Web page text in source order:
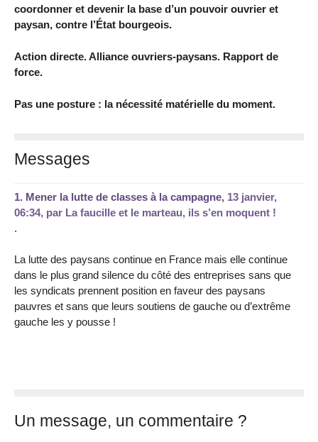
coordonner et devenir la base d’un pouvoir ouvrier et
paysan, contre l’État bourgeois.
Action directe. Alliance ouvriers-paysans. Rapport de
force.
Pas une posture : la nécessité matérielle du moment.
Messages
1. Mener la lutte de classes à la campagne, 13 janvier,
06:34, par La faucille et le marteau, ils s’en moquent !
.
La lutte des paysans continue en France mais elle continue
dans le plus grand silence du côté des entreprises sans que
les syndicats prennent position en faveur des paysans
pauvres et sans que leurs soutiens de gauche ou d’extrême
gauche les y pousse !
Un message, un commentaire ?